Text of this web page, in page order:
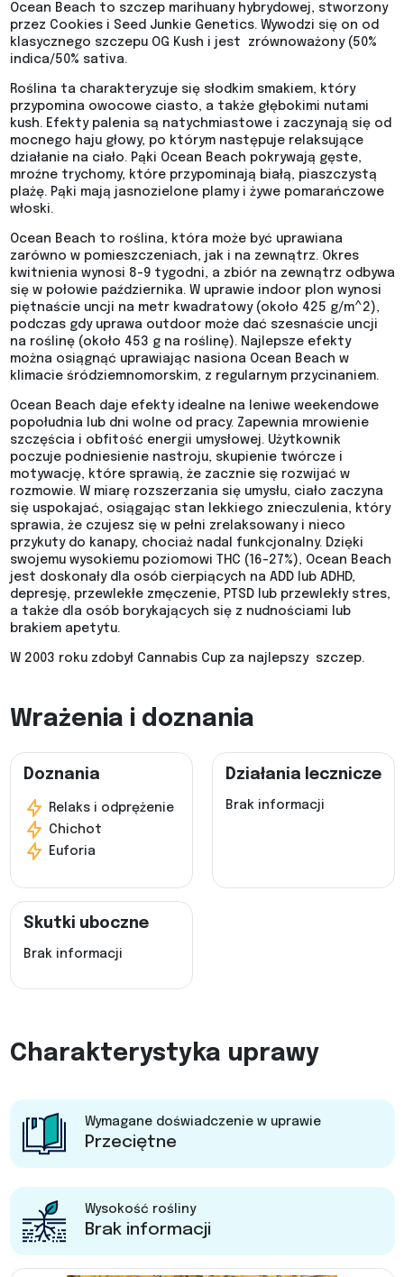
Ocean Beach to szczep marihuany hybrydowej, stworzony
przez Cookies i Seed Junkie Genetics. Wywodzi się on od
klasycznego szczepu OG Kush i jest zrównoważony (50%
indica/50% sativa.
Roślina ta charakteryzuje się słodkim smakiem, który
przypomina owocowe ciasto, a także głębokimi nutami
kush. Efekty palenia są natychmiastowe i zaczynają się od
mocnego haju głowy, po którym następuje relaksujące
działanie na ciało. Pąki Ocean Beach pokrywają gęste,
mroźne trychomy, które przypominają białą, piaszczystą
plażę. Pąki mają jasnozielone plamy i żywe pomarańczowe
włoski.
Ocean Beach to roślina, która może być uprawiana
zarówno w pomieszczeniach, jak i na zewnątrz. Okres
kwitnienia wynosi 8-9 tygodni, a zbiór na zewnątrz odbywa
się w połowie października. W uprawie indoor plon wynosi
piętnaście uncji na metr kwadratowy (około 425 g/m^2),
podczas gdy uprawa outdoor może dać szesnaście uncji
na roślinę (około 453 g na roślinę). Najlepsze efekty
można osiągnąć uprawiając nasiona Ocean Beach w
klimacie śródziemnomorskim, z regularnym przycinaniem.
Ocean Beach daje efekty idealne na leniwe weekendowe
popołudnia lub dni wolne od pracy. Zapewnia mrowienie
szczęścia i obfitość energii umysłowej. Użytkownik
poczuje podniesienie nastroju, skupienie twórcze i
motywację, które sprawią, że zacznie się rozwijać w
rozmowie. W miarę rozszerzania się umysłu, ciało zaczyna
się uspokajać, osiągając stan lekkiego znieczulenia, który
sprawia, że czujesz się w pełni zrelaksowany i nieco
przykuty do kanapy, chociaż nadal funkcjonalny. Dzięki
swojemu wysokiemu poziomowi THC (16-27%), Ocean Beach
jest doskonały dla osób cierpiących na ADD lub ADHD,
depresję, przewlekłe zmęczenie, PTSD lub przewlekły stres,
a także dla osób borykających się z nudnościami lub
brakiem apetytu.
W 2003 roku zdobył Cannabis Cup za najlepszy szczep.
Wrażenia i doznania
Doznania
Relaks i odprężenie
Chichot
Euforia
Działania lecznicze
Brak informacji
Skutki uboczne
Brak informacji
Charakterystyka uprawy
Wymagane doświadczenie w uprawie
Przeciętne
Wysokość rośliny
Brak informacji